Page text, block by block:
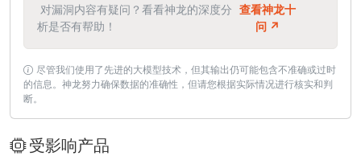
对漏洞内容有疑问？看看神龙的深度分
析是否有帮助！
查看神龙十
问 ↗
尽管我们使用了先进的大模型技术，但其输出仍可能包含不准确或过时
的信息。神龙努力确保数据的准确性，但请您根据实际情况进行核实和判
断。
受影响产品